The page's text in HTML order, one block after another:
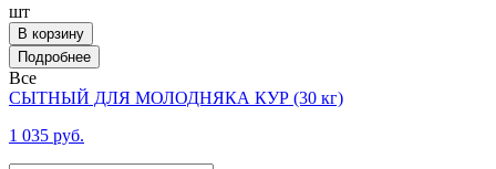
шт
В корзину
Все
СЫТНЫЙ ДЛЯ МОЛОДНЯКА КУР (30 кг)
1 035 руб.